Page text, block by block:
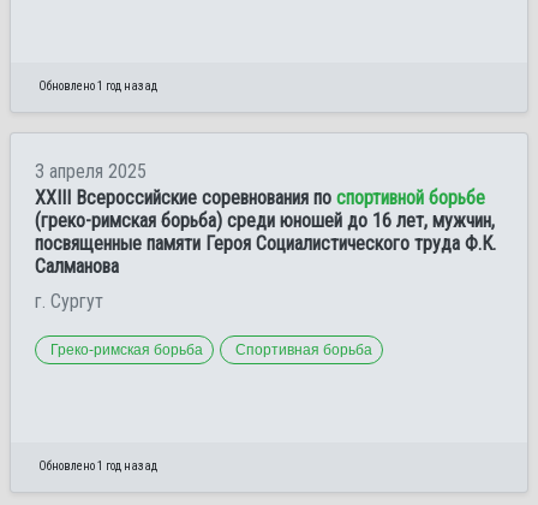
Обновлено 1 год назад
3 апреля 2025
XXIII Всероссийские соревнования по спортивной борьбе
(греко-римская борьба) среди юношей до 16 лет, мужчин,
посвященные памяти Героя Социалистического труда Ф.К.
Салманова
г. Сургут
Греко-римская борьба Спортивная борьба
Обновлено 1 год назад